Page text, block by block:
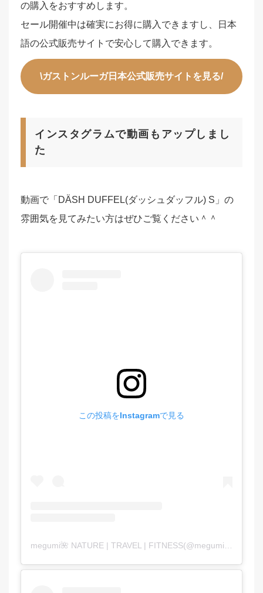
の購入をおすすめします。
セール開催中は確実にお得に購入できますし、日本
語の公式販売サイトで安心して購入できます。
\ガストンルーガ日本公式販売サイトを見る/
インスタグラムで動画もアップしまし
た
動画で「DÄSH DUFFEL(ダッシュダッフル) S」の
雰囲気を見てみたい方はぜひご覧ください＾＾
この投稿をInstagramで見る